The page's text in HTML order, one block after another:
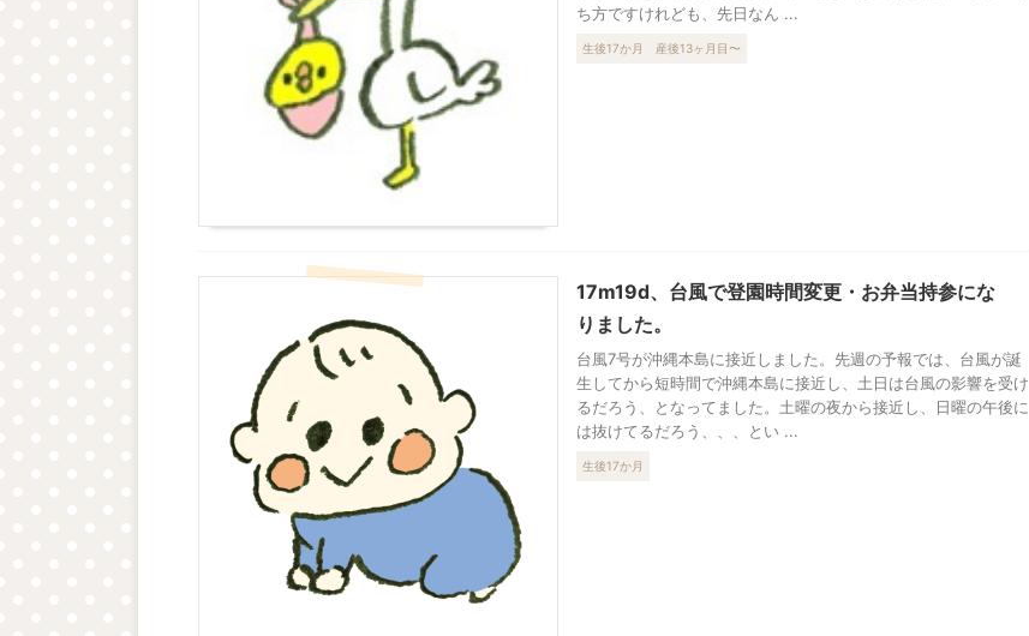
ち方ですけれども、先日なん ...
生後17か月 産後13ヶ月目〜
17m19d、台風で登園時間変更・お弁当持参にな
りました。
台風7号が沖縄本島に接近しました。先週の予報では、台風が誕
生してから短時間で沖縄本島に接近し、土日は台風の影響を受け
るだろう、となってました。土曜の夜から接近し、日曜の午後に
は抜けてるだろう、、、とい ...
生後17か月